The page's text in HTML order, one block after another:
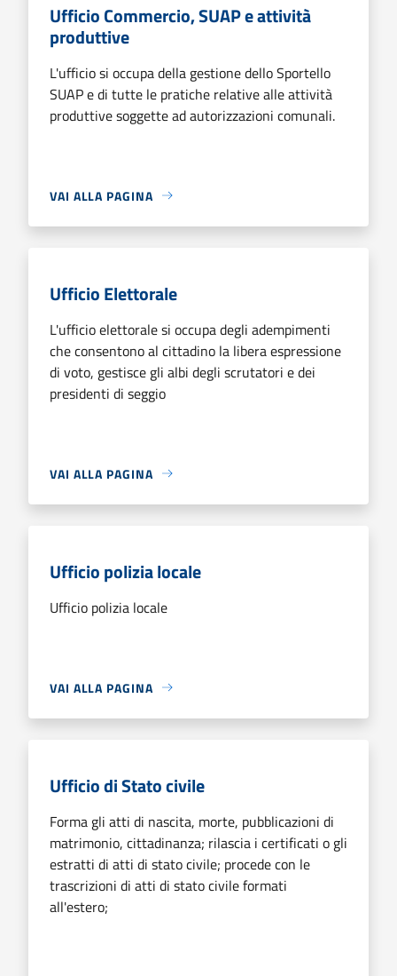
Ufficio Commercio, SUAP e attività
produttive
L'ufficio si occupa della gestione dello Sportello
SUAP e di tutte le pratiche relative alle attività
produttive soggette ad autorizzazioni comunali.
VAI ALLA PAGINA
Ufficio Elettorale
L'ufficio elettorale si occupa degli adempimenti
che consentono al cittadino la libera espressione
di voto, gestisce gli albi degli scrutatori e dei
presidenti di seggio
VAI ALLA PAGINA
Ufficio polizia locale
Ufficio polizia locale
VAI ALLA PAGINA
Ufficio di Stato civile
Forma gli atti di nascita, morte, pubblicazioni di
matrimonio, cittadinanza; rilascia i certificati o gli
estratti di atti di stato civile; procede con le
trascrizioni di atti di stato civile formati
all'estero;